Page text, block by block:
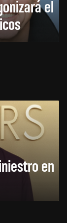
el
en